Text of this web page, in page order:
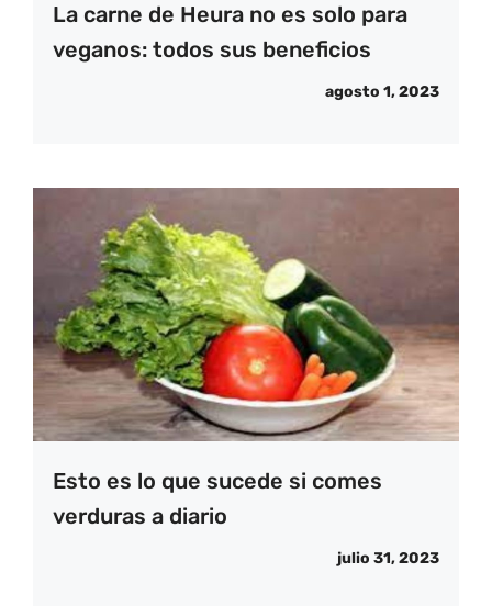
La carne de Heura no es solo para
veganos: todos sus beneficios
agosto 1, 2023
Esto es lo que sucede si comes
verduras a diario
julio 31, 2023